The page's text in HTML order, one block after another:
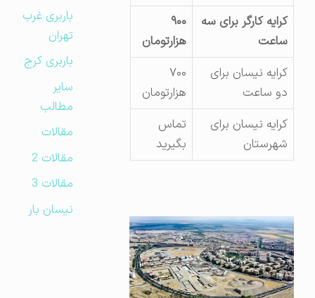
کرایه کارگر برای سه
ساعت
۹۰۰
هزارتومان
کرایه نیسان برای
دو ساعت
هزارتومان
کرایه نیسان برای
شهرستان
تماس
بگیرید
باربری غرب
تهران
باربری کرج
مطالب
مقالات
مقالات 2
مقالات 3
نیسان بار